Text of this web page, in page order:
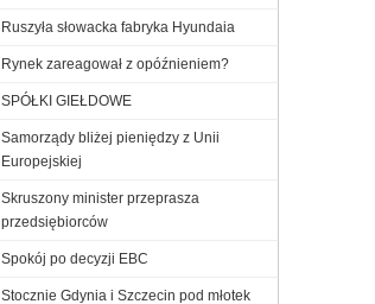
Ruszyła słowacka fabryka Hyundaia
Rynek zareagował z opóźnieniem?
SPÓŁKI GIEŁDOWE
Samorządy bliżej pieniędzy z Unii
Europejskiej
Skruszony minister przeprasza
przedsiębiorców
Spokój po decyzji EBC
Stocznie Gdynia i Szczecin pod młotek